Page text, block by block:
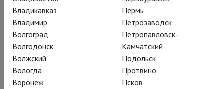
Владикавказ
Владимир
Волгоград
Волгодонск
Волжский
Вологда
Воронеж
Пермь
Петрозаводск
Петропавловск-
Камчатский
Подольск
Протвино
Псков